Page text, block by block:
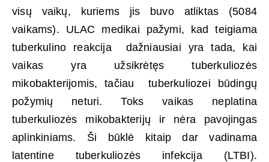
visų vaikų, kuriems jis buvo atliktas (5084
vaikams). ULAC medikai pažymi, kad teigiama
tuberkulino reakcija dažniausiai yra tada, kai
vaikas yra užsikrėtęs tuberkuliozės
mikobakterijomis, tačiau tuberkuliozei būdingų
požymių neturi. Toks vaikas neplatina
tuberkuliozės mikobakterijų ir nėra pavojingas
aplinkiniams. Ši būklė kitaip dar vadinama
latentine tuberkuliozės infekcija (LTBI).